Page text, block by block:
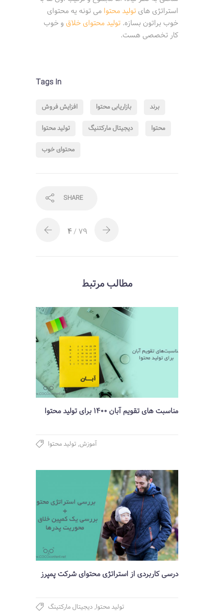
استراتژی های تولید محتوا می تونه یه محتوای
خوب براتون بسازه. تولید محتوای خلاق و خوب
کار تخصصی هست.
Tags In
افزایش فروش بازاریابی محتوا
برند
تولید محتوا
دیجیتال مارکتنیگ
محتوا
محتوای خوب
SHARE
4/ 79
مطالب مرتبط
مناسبت های تقویم آبان 1400 برای تولید محتوا
آموزش, تولید محتوا
درسی کاربردی از استراتژی محتوای شرکت پمپرز
تولید محتوا, دیجیتال مارکتینگ